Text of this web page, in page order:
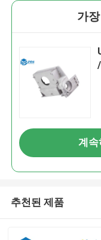
가
계
추천된 제품